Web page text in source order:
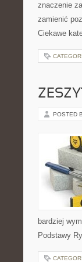
znaczenie
zamienić
Ciekawe
POSTED
bardziej
Podstawy